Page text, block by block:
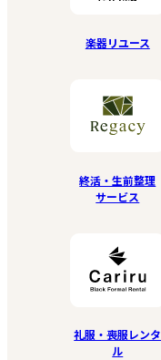
楽器リユース
終活・生前整理
サービス
礼服・喪服レンタ
ル